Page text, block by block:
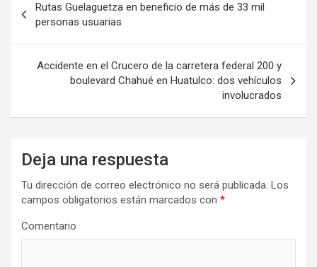
de
entradas
Rutas Guelaguetza en beneficio de más de 33 mil
personas usuarias
Accidente en el Crucero de la carretera federal 200 y
boulevard Chahué en Huatulco: dos vehículos
involucrados
Deja una respuesta
Tu dirección de correo electrónico no será publicada. Los
campos obligatorios están marcados con *
Comentario